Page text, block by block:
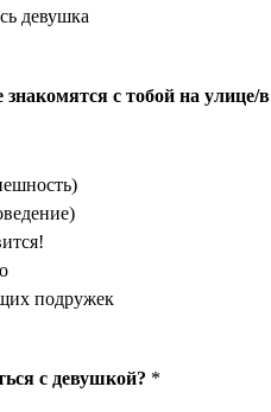
девушка
с тобой на улице/в
подружек
с девушкой? *